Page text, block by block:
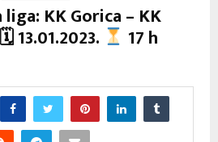
liga: KK Gorica – KK
13.01.2023. 17 h